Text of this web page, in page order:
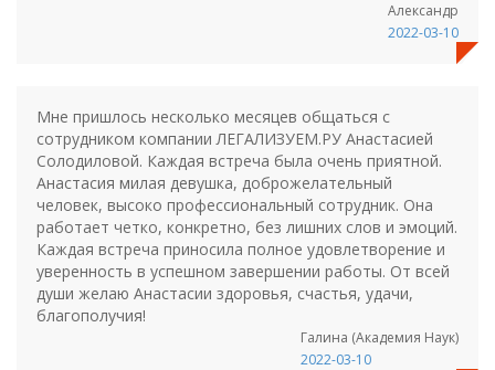
Александр
2022-03-10
Мне пришлось несколько месяцев общаться с
сотрудником компании ЛЕГАЛИЗУЕМ.РУ Анастасией
Солодиловой. Каждая встреча была очень приятной.
Анастасия милая девушка, доброжелательный
человек, высоко профессиональный сотрудник. Она
работает четко, конкретно, без лишних слов и эмоций.
Каждая встреча приносила полное удовлетворение и
уверенность в успешном завершении работы. От всей
души желаю Анастасии здоровья, счастья, удачи,
благополучия!
Галина (Академия Наук)
2022-03-10